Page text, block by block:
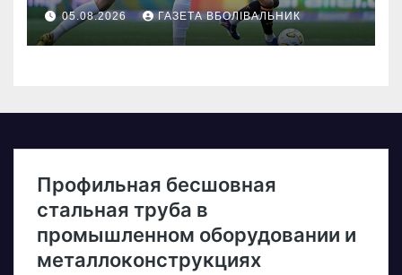
05.08.2026 ГАЗЕТА ВБОЛІВАЛЬНИК